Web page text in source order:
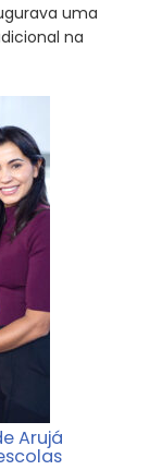
uma
na
Arujá